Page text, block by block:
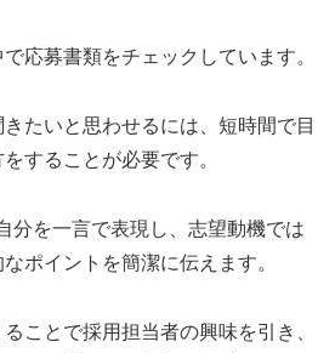
応募書類をチェックしています。
たいと思わせるには、短時間で目
することが必要です。
分を一言で表現し、志望動機では
ポイントを簡潔に伝えます。
ことで採用担当者の興味を引き、